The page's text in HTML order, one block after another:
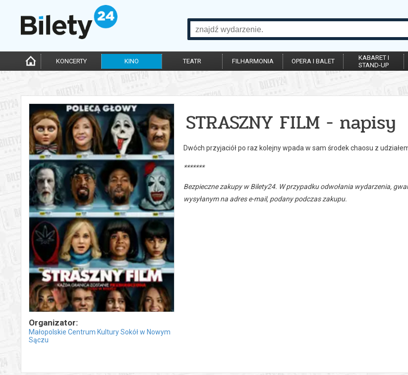
KONCERTY KINO TEATR FILHARMONIA OPERA I BALET
KABARET I
STAND-UP
Organizator:
Małopolskie Centrum Kultury Sokół w Nowym
Sączu
STRASZNY FILM - napisy
Dwóch przyjaciół po raz kolejny wpada w sam środek chaosu z
*******
Bezpieczne zakupy w Bilety24. W przypadku odwołania wydarzenia,
wysyłanym na adres e-mail, podany podczas zakupu.